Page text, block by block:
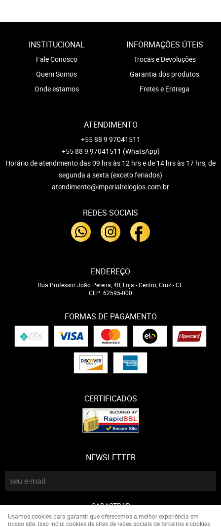
INSTITUCIONAL
Fale Conosco
Quem Somos
Onde estamos
INFORMAÇÕES ÚTEIS
Trocas e Devoluções
Garantia dos produtos
Fretes e Entrega
ATENDIMENTO
+55 88 9 97041511
+55 88 9 97041511 (WhatsApp)
Horário de atendimento das 09 hrs às 12 hrs e de 14 hrs às 17 hrs, de
segunda a sexta (exceto feriados)
atendimento@imperialrelogios.com.br
REDES SOCIAIS
ENDEREÇO
Rua Professor João Pereira, 40, Loja -Centro, Cruz-CE
CEP: 62595-000
FORMAS DE PAGAMENTO
CERTIFICADOS
NEWSLETTER
CADASTRAR
Usamos cookies para garantir que oferecemos a melhor experiência em
nosso site. Isso inclui cookies de sites de redes sociais de terceiros e cookies